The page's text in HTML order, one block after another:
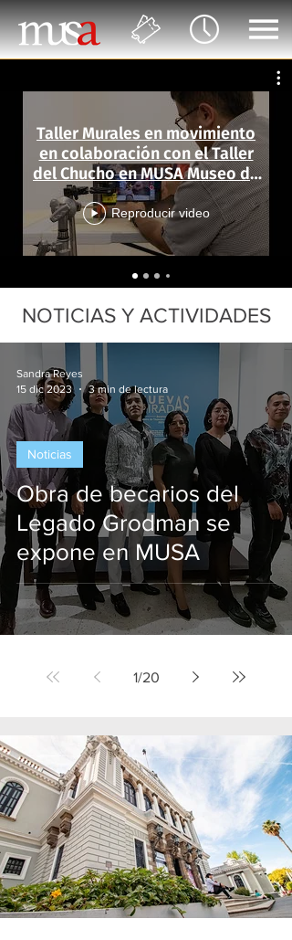
Taller Murales en movimiento
en colaboración con el Taller
del Chucho en MUSA Museo de
las Artes
Reproducir video
NOTICIAS Y ACTIVIDADES
Obra de becarios del
Legado Grodman se
expone en MUSA
Noticias
Sandra Reyes
15 dic 2023
3 min de lectura
1/20